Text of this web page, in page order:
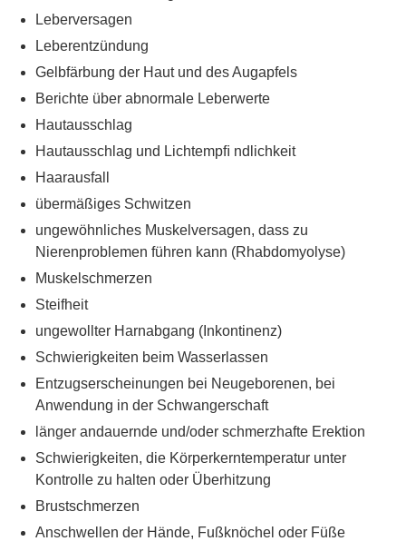
Leberversagen
Leberentzündung
Gelbfärbung der Haut und des Augapfels
Berichte über abnormale Leberwerte
Hautausschlag
Hautausschlag und Lichtempﬁ ndlichkeit
Haarausfall
übermäßiges Schwitzen
ungewöhnliches Muskelversagen, dass zu
Nierenproblemen führen kann (Rhabdomyolyse)
Muskelschmerzen
Steifheit
ungewollter Harnabgang (Inkontinenz)
Schwierigkeiten beim Wasserlassen
Entzugserscheinungen bei Neugeborenen, bei
Anwendung in der Schwangerschaft
länger andauernde und/oder schmerzhafte Erektion
Schwierigkeiten, die Körperkerntemperatur unter
Kontrolle zu halten oder Überhitzung
Brustschmerzen
Anschwellen der Hände, Fußknöchel oder Füße